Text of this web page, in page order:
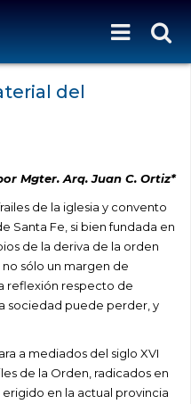
del
Mgter. Arq. Juan C. Ortiz*
de la iglesia y convento
Santa Fe, si bien fundada en
de la deriva de la orden
sólo un margen de
reflexión respecto de
sociedad puede perder, y
a mediados del siglo XVI
de la Orden, radicados en
en la actual provincia